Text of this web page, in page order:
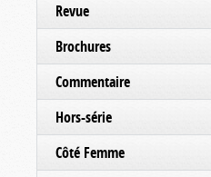
Revue
Brochures
Commentaire
Hors-série
Côté Femme